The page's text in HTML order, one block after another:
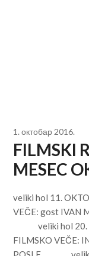
1. октобар 2016.
FILMSKI
MESEC
veliki hol 11.
VEČE: gost IVAN
veliki hol 20.
FILMSKO VEČE: